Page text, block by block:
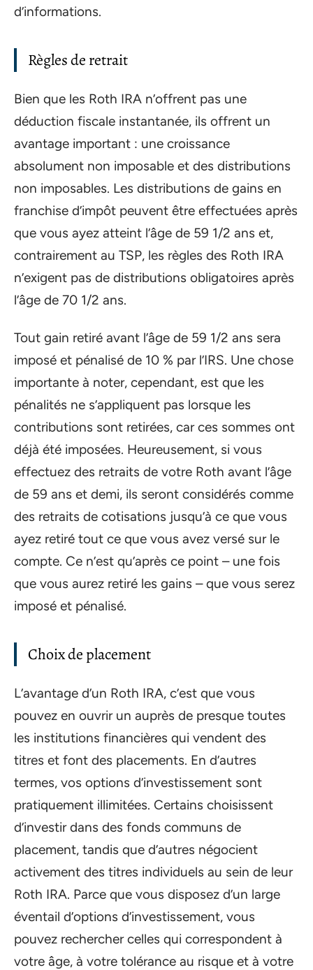
d’informations.
Règles de retrait
Bien que les Roth IRA n’offrent pas une
déduction fiscale instantanée, ils offrent un
avantage important : une croissance
absolument non imposable et des distributions
non imposables. Les distributions de gains en
franchise d’impôt peuvent être effectuées après
que vous ayez atteint l’âge de 59 1/2 ans et,
contrairement au TSP, les règles des Roth IRA
n’exigent pas de distributions obligatoires après
l’âge de 70 1/2 ans.
Tout gain retiré avant l’âge de 59 1/2 ans sera
imposé et pénalisé de 10 % par l’IRS. Une chose
importante à noter, cependant, est que les
pénalités ne s’appliquent pas lorsque les
contributions sont retirées, car ces sommes ont
déjà été imposées. Heureusement, si vous
effectuez des retraits de votre Roth avant l’âge
de 59 ans et demi, ils seront considérés comme
des retraits de cotisations jusqu’à ce que vous
ayez retiré tout ce que vous avez versé sur le
compte. Ce n’est qu’après ce point – une fois
que vous aurez retiré les gains – que vous serez
imposé et pénalisé.
Choix de placement
L’avantage d’un Roth IRA, c’est que vous
pouvez en ouvrir un auprès de presque toutes
les institutions financières qui vendent des
titres et font des placements. En d’autres
termes, vos options d’investissement sont
pratiquement illimitées. Certains choisissent
d’investir dans des fonds communs de
placement, tandis que d’autres négocient
activement des titres individuels au sein de leur
Roth IRA. Parce que vous disposez d’un large
éventail d’options d’investissement, vous
pouvez rechercher celles qui correspondent à
votre âge, à votre tolérance au risque et à votre